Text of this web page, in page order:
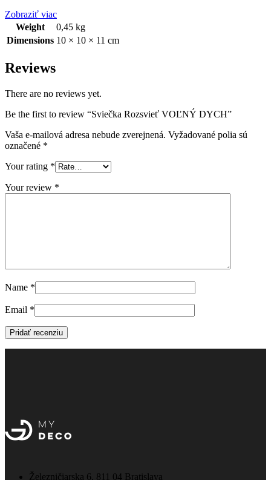
Zobraziť viac
Weight
0,45 kg
Dimensions 10 × 10 × 11 cm
Reviews
There are no reviews yet.
Be the first to review “Sviečka Rozsvieť VOĽNÝ DYCH”
Vaša e-mailová adresa nebude zverejnená. Vyžadované polia sú
označené *
Your rating *
Your review *
Name *
Email *
Železničiarska 6, 811 04 Bratislava